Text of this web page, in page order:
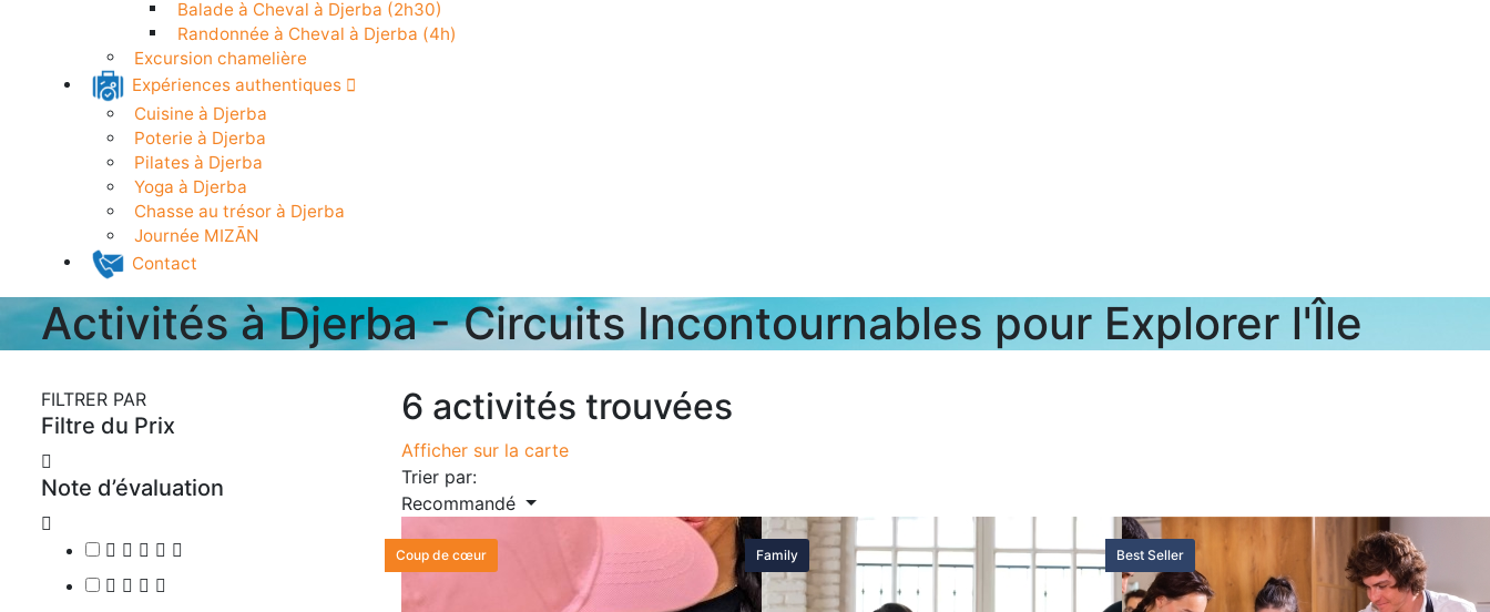
Tour de l’Île à Djerba (Demi-Journée)
Excursion chevalière
Balade à Cheval à Djerba (2h30)
Randonnée à Cheval à Djerba (4h)
Excursion chamelière
Expériences authentiques
Cuisine à Djerba
Poterie à Djerba
Pilates à Djerba
Yoga à Djerba
Chasse au trésor à Djerba
Journée MIZĀN
Contact
Activités à Djerba - Circuits Incontournables pour Explorer l'Île
FILTRER PAR
Filtre du Prix
Note d’évaluation
6 activités trouvées
Afficher sur la carte
Trier par:
Recommandé
Coup de cœur Family Best Seller